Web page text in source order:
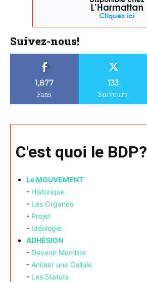
Suivez-nous!
1,877
Fans
133
Suiveurs
C'est quoi le BDP?
Le MOUVEMENT
- Historique
- Les Organes
- Projet
- Idéologie
ADHÉSION
- Devenir Membre
- Animer une Cellule
- Les Statuts